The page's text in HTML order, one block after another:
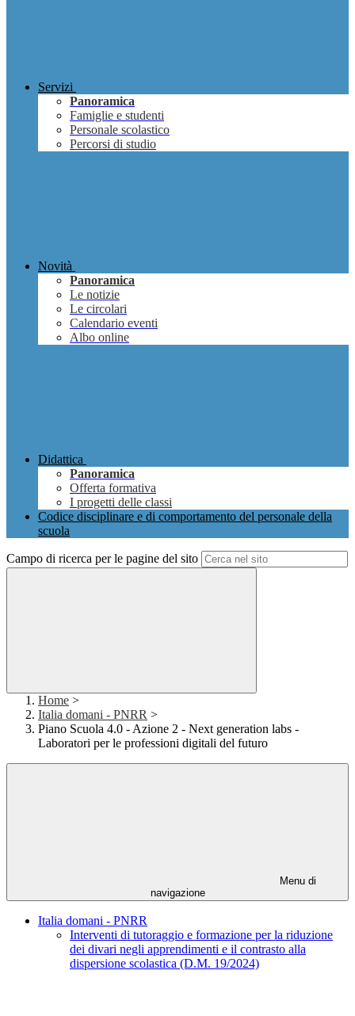
Servizi
Panoramica
Famiglie e studenti
Personale scolastico
Percorsi di studio
Novità
Panoramica
Le notizie
Le circolari
Calendario eventi
Albo online
Didattica
Panoramica
Offerta formativa
I progetti delle classi
Codice disciplinare e di comportamento del personale della
scuola
Campo di ricerca per le pagine del sito
Home >
Italia domani - PNRR >
Piano Scuola 4.0 - Azione 2 - Next generation labs -
Laboratori per le professioni digitali del futuro
Menu di
navigazione
Italia domani - PNRR
Interventi di tutoraggio e formazione per la riduzione
dei divari negli apprendimenti e il contrasto alla
dispersione scolastica (D.M. 19/2024)